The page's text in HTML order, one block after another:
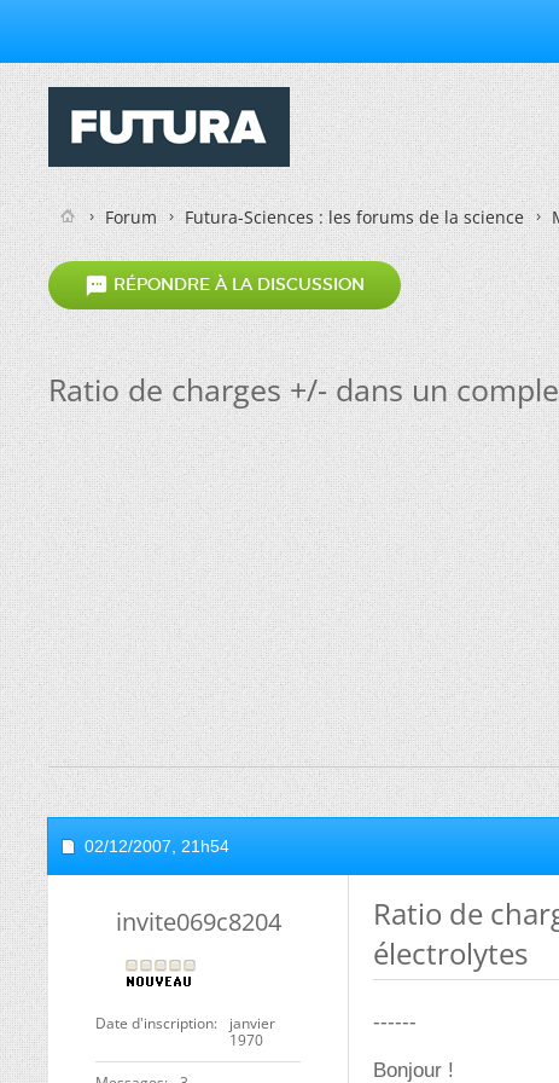
Forum Futura-Sciences : les forums de la science
 RÉPONDRE À LA DISCUSSION
Ratio de charges +/- dans un
02/12/2007, 21h54
invite069c8204
Date d'inscription
janvier
1970
Ratio de
électrolytes
------
Bonjour !